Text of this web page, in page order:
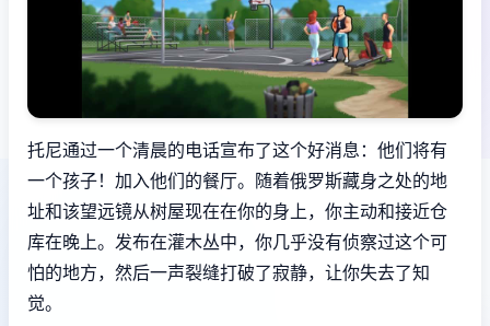
托尼通过一个清晨的电话宣布了这个好消息：他们将有
一个孩子！加入他们的餐厅。随着俄罗斯藏身之处的地
址和该望远镜从树屋现在在你的身上，你主动和接近仓
库在晚上。发布在灌木丛中，你几乎没有侦察过这个可
怕的地方，然后一声裂缝打破了寂静，让你失去了知
觉。